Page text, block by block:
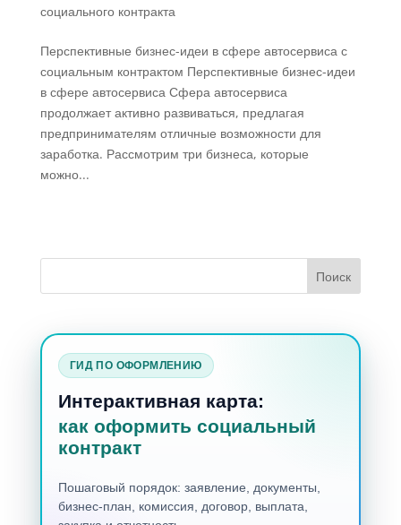
социального контракта
Перспективные бизнес-идеи в сфере автосервиса с
социальным контрактом Перспективные бизнес-идеи
в сфере автосервиса Сфера автосервиса
продолжает активно развиваться, предлагая
предпринимателям отличные возможности для
заработка. Рассмотрим три бизнеса, которые
можно...
ГИД ПО ОФОРМЛЕНИЮ
Интерактивная карта:
как оформить социальный
контракт
Пошаговый порядок: заявление, документы,
бизнес-план, комиссия, договор, выплата,